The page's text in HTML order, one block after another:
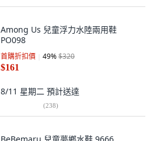
Among Us 兒童浮力水陸兩用鞋
PO098
首購折扣價 49%$320
$161
8/11 星期二 預計送達
(238)